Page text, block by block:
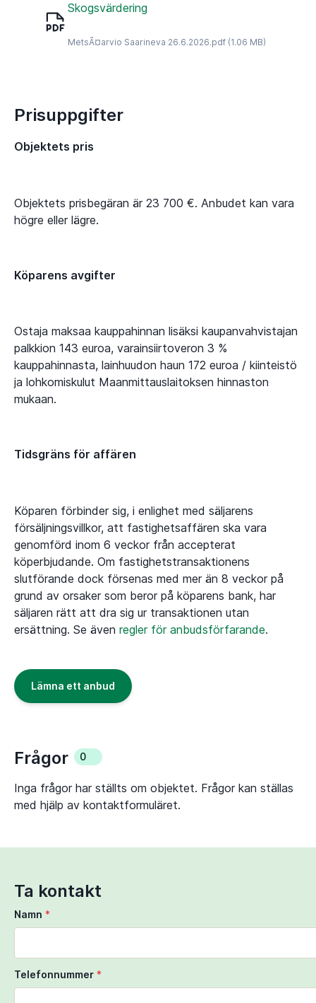
Skogsvärdering
MetsÃ¤arvio Saarineva 26.6.2026.pdf (1.06 MB)
Prisuppgifter
Objektets pris
Objektets prisbegäran är 23 700 €. Anbudet kan vara
högre eller lägre.
Köparens avgifter
Ostaja maksaa kauppahinnan lisäksi kaupanvahvistajan
palkkion 143 euroa, varainsiirtoveron 3 %
kauppahinnasta, lainhuudon haun 172 euroa / kiinteistö
ja lohkomiskulut Maanmittauslaitoksen hinnaston
mukaan.
Tidsgräns för affären
Köparen förbinder sig, i enlighet med säljarens
försäljningsvillkor, att fastighetsaffären ska vara
genomförd inom 6 veckor från accepterat
köperbjudande. Om fastighetstransaktionens
slutförande dock försenas med mer än 8 veckor på
grund av orsaker som beror på köparens bank, har
säljaren rätt att dra sig ur transaktionen utan
ersättning. Se även regler för anbudsförfarande.
Lämna ett anbud
Frågor 0
Inga frågor har ställts om objektet. Frågor kan ställas
med hjälp av kontaktformuläret.
Ta kontakt
Namn *
Telefonnummer *